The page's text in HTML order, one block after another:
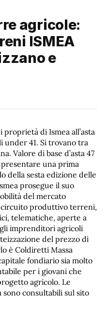
agricole:
ISMEA
e
di Ismea all’asta
under 41. Si trovano tra
Valore di base d’asta 47
una prima
della sesta edizione delle
prosegue il suo
del mercato
produttivo terreni,
telematiche, aperte a
imprenditori agricoli
del prezzo di
è Coldiretti Massa
fondiario sia molto
per i giovani che
agricolo. Le
sono consultabili sul sito